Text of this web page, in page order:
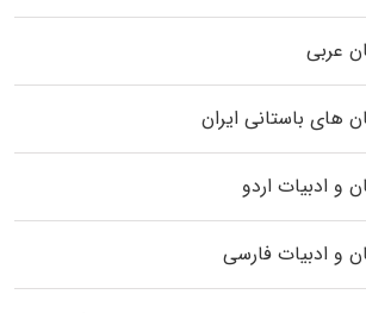
عربی
های باستانی ایران
و ادبیات اردو
و ادبیات فارسی